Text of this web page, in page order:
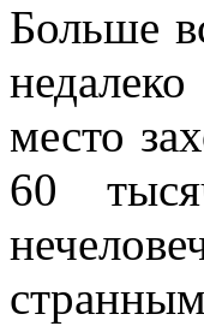
Больше
место
60